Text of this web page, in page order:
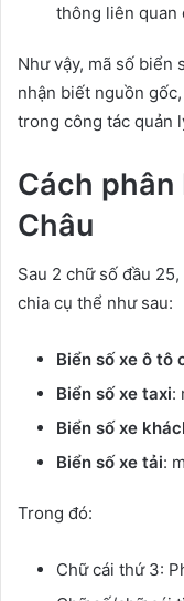
thông liên quan
Như vậy, mã số biển
nhận biết nguồn
trong công tác quản
Cách phân
Châu
Sau 2 chữ số đầu
chia cụ thể như sau:
Biển số xe ô tô
Biển số xe taxi:
Biển số xe
Biển số xe tải:
Trong đó:
Chữ cái thứ 3: